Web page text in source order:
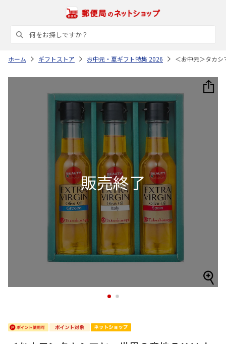
ホーム ギフトストア お中元・夏ギフト特集 2026 ＜お中元＞タカ
1 2